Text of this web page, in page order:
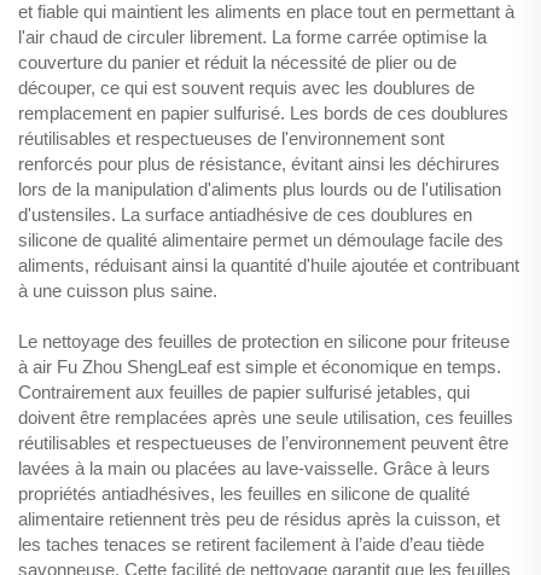
et fiable qui maintient les aliments en place tout en permettant à
l'air chaud de circuler librement. La forme carrée optimise la
couverture du panier et réduit la nécessité de plier ou de
découper, ce qui est souvent requis avec les doublures de
remplacement en papier sulfurisé. Les bords de ces doublures
réutilisables et respectueuses de l'environnement sont
renforcés pour plus de résistance, évitant ainsi les déchirures
lors de la manipulation d'aliments plus lourds ou de l'utilisation
d'ustensiles. La surface antiadhésive de ces doublures en
silicone de qualité alimentaire permet un démoulage facile des
aliments, réduisant ainsi la quantité d'huile ajoutée et contribuant
à une cuisson plus saine.
Le nettoyage des feuilles de protection en silicone pour friteuse
à air Fu Zhou ShengLeaf est simple et économique en temps.
Contrairement aux feuilles de papier sulfurisé jetables, qui
doivent être remplacées après une seule utilisation, ces feuilles
réutilisables et respectueuses de l’environnement peuvent être
lavées à la main ou placées au lave-vaisselle. Grâce à leurs
propriétés antiadhésives, les feuilles en silicone de qualité
alimentaire retiennent très peu de résidus après la cuisson, et
les taches tenaces se retirent facilement à l’aide d’eau tiède
savonneuse. Cette facilité de nettoyage garantit que les feuilles